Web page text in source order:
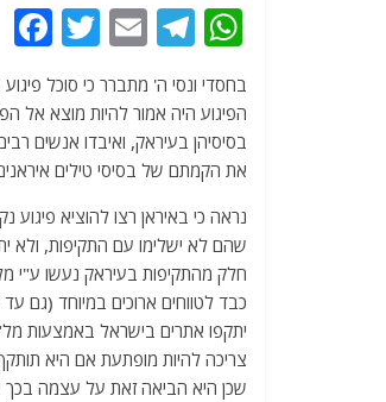
W
at
s
A
p
p
T
e
g
ra
m
E
ai
l
T
w
itt
er
בחסדי ונסי ה' מתברר כי סוכל
הפיגוע היה אמור להיות מוצא אל
בסיסיהן בעיראק, ואיבדו אנשים
את הקמתם של בסיסי טילים
נראה כי באיראן רצו להוציא
שהם לא ישלימו עם התקיפות, ולא
חלק מהתקיפות בעיראק נעשו ע"י
כבד לטווחים ארוכים במיוחד (גם עד
יתקפו אתרים בישראל באמצעות
צריכה להיות מופתעת אם היא
שכן היא הביאה זאת על עצמה בכך